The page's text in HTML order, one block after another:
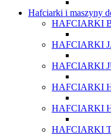
Hafciarki i maszyny
HAFCIARKI
HAFCIARKI
HAFCIARKI
HAFCIARKI
HAFCIARKI
HAFCIARKI